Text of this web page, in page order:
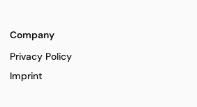
Company
Privacy Policy
Imprint